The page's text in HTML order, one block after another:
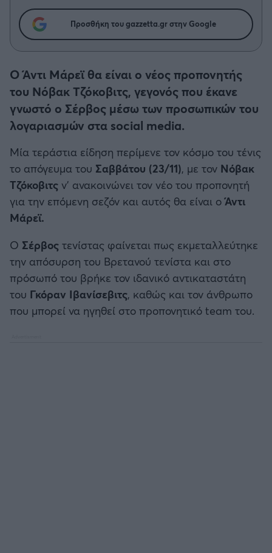
Λεβαδειακός
ΟΦΗ
Βόλος
Ατρόμητος Αθηνών
Κηφισιά
Παναιτωλικός
Καλαμάτα
Ηρακλής
Συνεντεύξεις
Μεγάλη μου Αγάπη
Μια Ιστορία από την Πόλη
Προσθήκη του gazzetta.gr στην Google
Ο Άντι Μάρεϊ θα είναι ο νέος προπονητής
του Νόβακ Τζόκοβιτς, γεγονός που έκανε
γνωστό ο Σέρβος μέσω των προσωπικών του
λογαριασμών στα social media.
Μία τεράστια είδηση περίμενε τον κόσμο του τένις
το απόγευμα του Σαββάτου (23/11), με τον Νόβακ
Τζόκοβιτς ν' ανακοινώνει τον νέο του προπονητή
για την επόμενη σεζόν και αυτός θα είναι οΆντι
Μάρεϊ.
Ο Σέρβος τενίστας φαίνεται πως εκμεταλλεύτηκε
την απόσυρση του Βρετανού τενίστα και στο
πρόσωπό του βρήκε τον ιδανικό αντικαταστάτη
του Γκόραν Ιβανίσεβιτς, καθώς και τον άνθρωπο
που μπορεί να ηγηθεί στο προπονητικό team του.